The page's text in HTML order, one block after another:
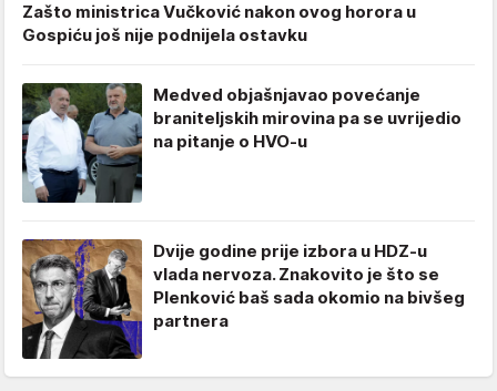
Zašto ministrica Vučković nakon ovog horora u
Gospiću još nije podnijela ostavku
Medved objašnjavao povećanje
braniteljskih mirovina pa se uvrijedio
na pitanje o HVO-u
Dvije godine prije izbora u HDZ-u
vlada nervoza. Znakovito je što se
Plenković baš sada okomio na bivšeg
partnera